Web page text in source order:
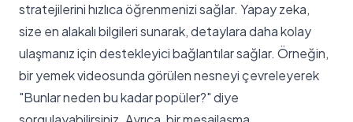
stratejilerini hızlıca öğrenmenizi sağlar. Yapay zeka,
size en alakalı bilgileri sunarak, detaylara daha kolay
ulaşmanız için destekleyici bağlantılar sağlar. Örneğin,
bir yemek videosunda görülen nesneyi çevreleyerek
"Bunlar neden bu kadar popüler?" diye